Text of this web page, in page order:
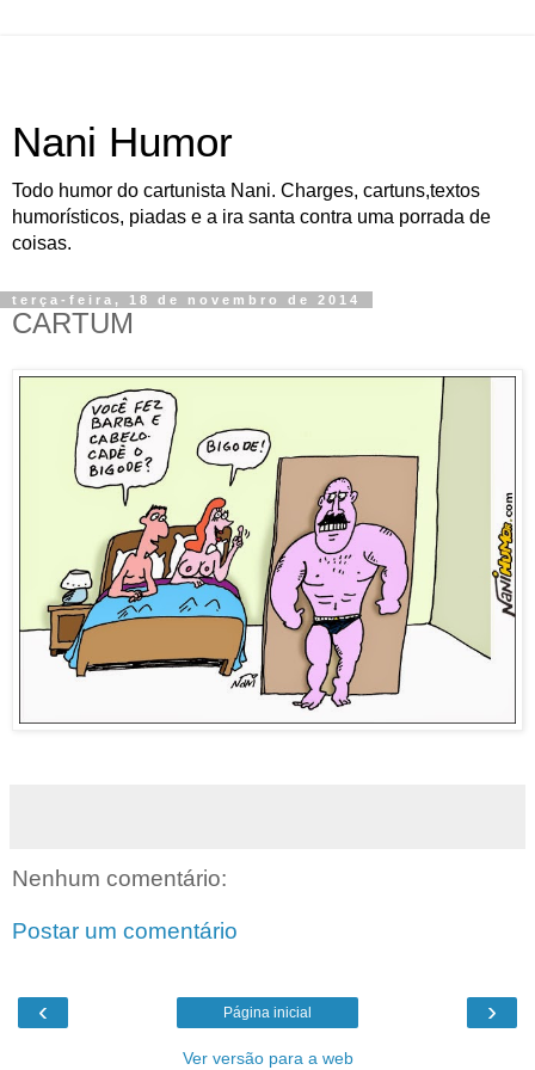
Nani Humor
Todo humor do cartunista Nani. Charges, cartuns,textos
humorísticos, piadas e a ira santa contra uma porrada de
coisas.
terça-feira, 18 de novembro de 2014
CARTUM
Nenhum comentário:
Postar um comentário
‹ ›
Página inicial
Ver versão para a web